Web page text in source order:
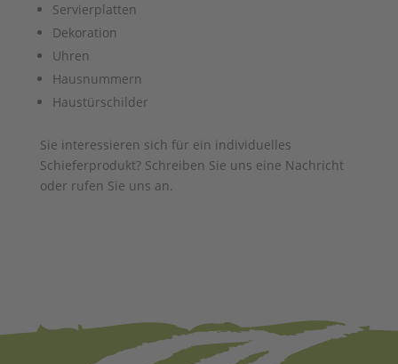
Servierplatten
Dekoration
Uhren
Hausnummern
Haustürschilder
Sie interessieren sich für ein individuelles
Schieferprodukt? Schreiben Sie uns eine Nachricht
oder rufen Sie uns an.